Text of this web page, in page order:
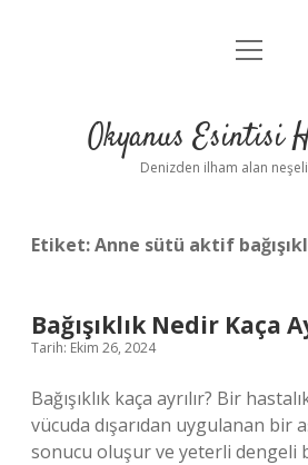
Anasayfa
Yasal Uyarı
menüyü
Okyanus Esintisi
Denizden ilham alan
Etiket:Anne sütü aktif
Bağışıklık Nedir Kaça
Tarih: Ekim 26, 2024
Bağışıklık kaça ayrılır? Bir
vücuda dışarıdan uygulanan bir
sonucu oluşur ve yeterli dengeli